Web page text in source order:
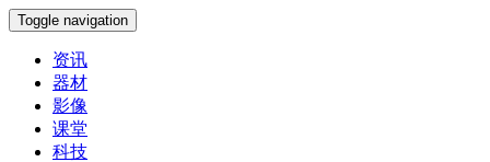
Toggle navigation
资讯
器材
影像
课堂
科技